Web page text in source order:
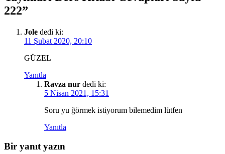
222”
Jole dedi ki:
11 Şubat 2020, 20:10
GÜZEL
Yanıtla
Ravza nur dedi ki:
5 Nisan 2021, 15:31
Soru yu ğörmek istiyorum bilemedim lütfen
Yanıtla
Bir yanıt yazın